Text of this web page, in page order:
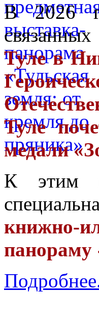
В 2026
Туле в
Туле
медали
К этим
книжно-
панораму